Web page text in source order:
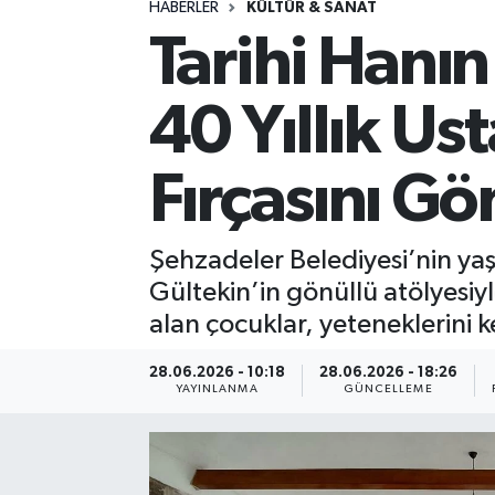
HABERLER KÜLTÜR & SANAT
Tarihi
40 Yıllık
Fırçasını
Şehzadeler Belediyesi’nin
Gültekin’in gönüllü
alan çocuklar, yeteneklerini
28.06.2026 - 10:18
YAYINLANMA
28.06.2026 - 18:26
GÜNCELLEME